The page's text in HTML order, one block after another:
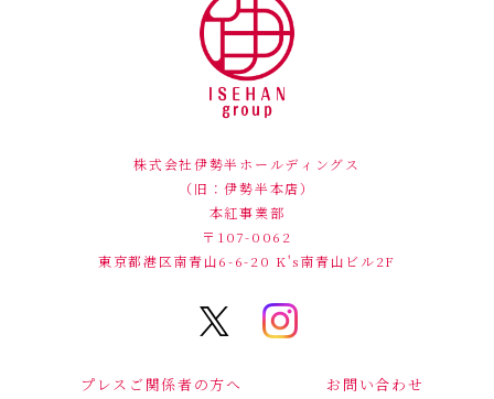
株式会社伊勢半ホールディングス
（旧：伊勢半本店）
本紅事業部
〒107-0062
東京都港区南青山6-6-20 K's南青山ビル2F
プレスご関係者の方へ お問い合わせ